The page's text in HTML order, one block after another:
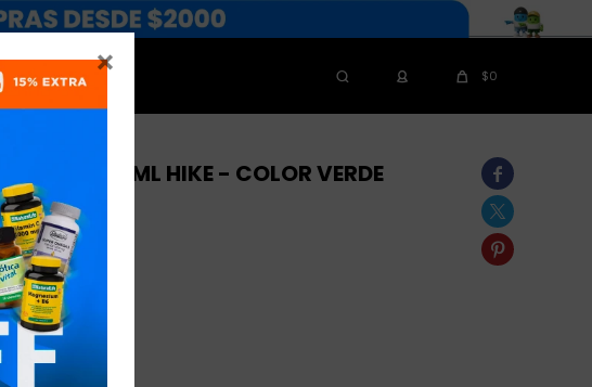

$0



GRIP 590 ML HIKE - COLOR VERDE